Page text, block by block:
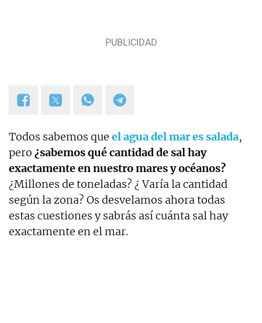
Todos sabemos que el agua del mar es salada,
pero ¿sabemos qué cantidad de sal hay
exactamente en nuestro mares y océanos?
¿Millones de toneladas? ¿ Varía la cantidad
según la zona? Os desvelamos ahora todas
estas cuestiones y sabrás así cuánta sal hay
exactamente en el mar.